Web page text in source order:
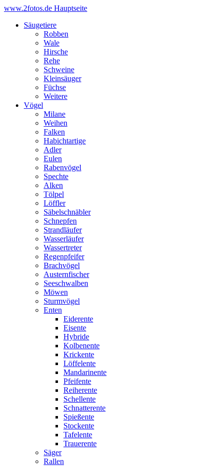
www.2fotos.de Hauptseite
Säugetiere
Robben
Wale
Hirsche
Rehe
Schweine
Kleinsäuger
Füchse
Weitere
Vögel
Milane
Weihen
Falken
Habichtartige
Adler
Eulen
Rabenvögel
Spechte
Alken
Tölpel
Löffler
Säbelschnäbler
Schnepfen
Strandläufer
Wasserläufer
Wassertreter
Regenpfeifer
Brachvögel
Austernfischer
Seeschwalben
Möwen
Sturmvögel
Enten
Eiderente
Eisente
Hybride
Kolbenente
Krickente
Löffelente
Mandarinente
Pfeifente
Reiherente
Schellente
Schnatterente
Spießente
Stockente
Tafelente
Trauerente
Säger
Rallen